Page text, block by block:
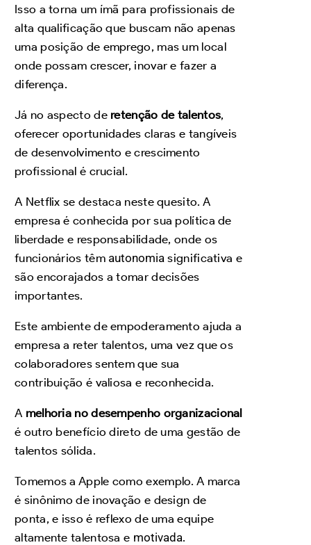
Isso a torna um ímã para profissionais de
alta qualificação que buscam não apenas
uma posição de emprego, mas um local
onde possam crescer, inovar e fazer a
diferença.
Já no aspecto de retenção de talentos,
oferecer oportunidades claras e tangíveis
de desenvolvimento e crescimento
profissional é crucial.
A Netflix se destaca neste quesito. A
empresa é conhecida por sua política de
liberdade e responsabilidade, onde os
funcionários têm autonomia significativa e
são encorajados a tomar decisões
importantes.
Este ambiente de empoderamento ajuda a
empresa a reter talentos, uma vez que os
colaboradores sentem que sua
contribuição é valiosa e reconhecida.
A melhoria no desempenho organizacional
é outro benefício direto de uma gestão de
talentos sólida.
Tomemos a Apple como exemplo. A marca
é sinônimo de inovação e design de
ponta, e isso é reflexo de uma equipe
altamente talentosa e motivada.